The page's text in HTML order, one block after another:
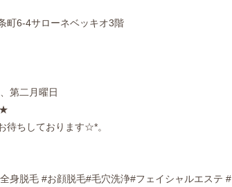
町6-4サローネベッキオ3階
第二月曜日
★
待ちしております☆*。
身脱毛 #お顔脱毛#毛穴洗浄#フェイシャルエステ